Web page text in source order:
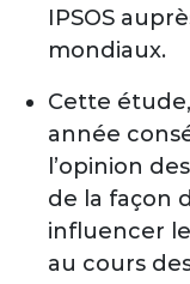
IPSOS
mondiaux.
Cette
année
l’opinion
de la façon
influencer
au cours